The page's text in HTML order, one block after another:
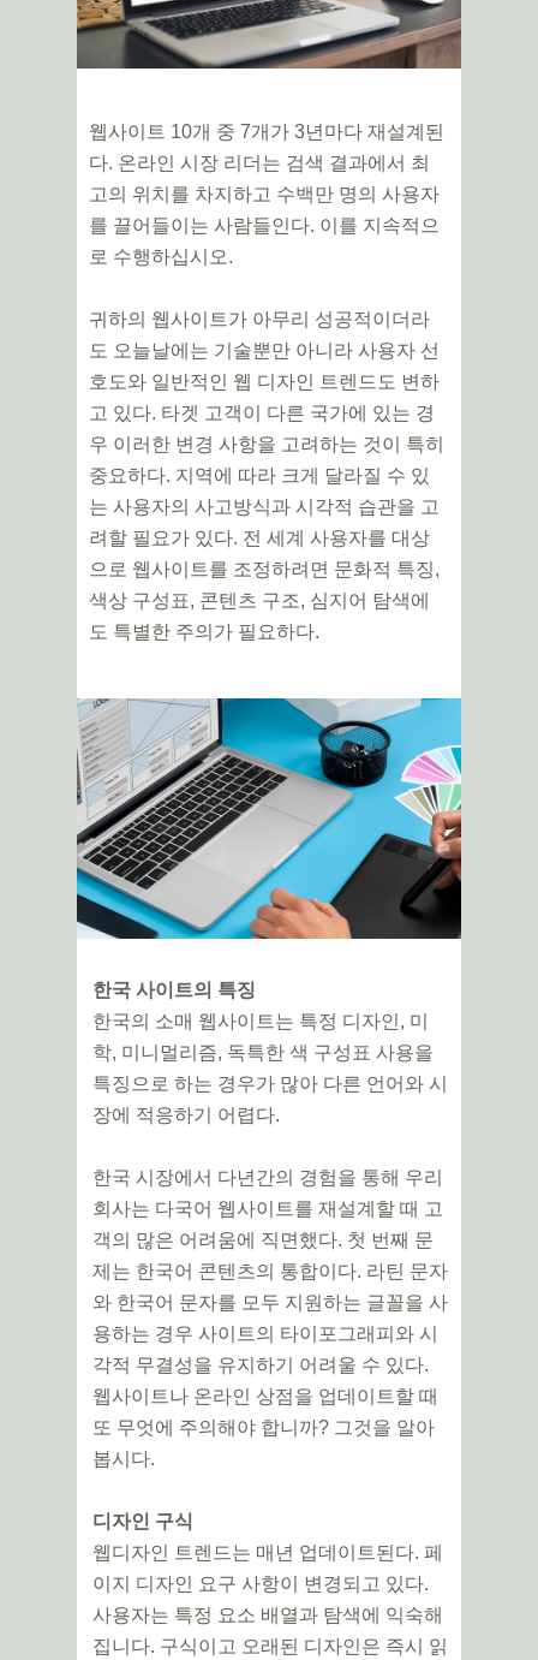
웹사이트 10개 중 7개가 3년마다 재설계된
다. 온라인 시장 리더는 검색 결과에서 최
고의 위치를 ​​차지하고 수백만 명의 사용자
를 끌어들이는 사람들인다. 이를 지속적으
로 수행하십시오.
귀하의 웹사이트가 아무리 성공적이더라
도 오늘날에는 기술뿐만 아니라 사용자 선
호도와 일반적인 웹 디자인 트렌드도 변하
고 있다. 타겟 고객이 다른 국가에 있는 경
우 이러한 변경 사항을 고려하는 것이 특히
중요하다. 지역에 따라 크게 달라질 수 있
는 사용자의 사고방식과 시각적 습관을 고
려할 필요가 있다. 전 세계 사용자를 대상
으로 웹사이트를 조정하려면 문화적 특징,
색상 구성표, 콘텐츠 구조, 심지어 탐색에
도 특별한 주의가 필요하다.
한국 사이트의 특징
한국의 소매 웹사이트는 특정 디자인, 미
학, 미니멀리즘, 독특한 색 구성표 사용을
특징으로 하는 경우가 많아 다른 언어와 시
장에 적응하기 어렵다.
한국 시장에서 다년간의 경험을 통해 우리
회사는 다국어 웹사이트를 재설계할 때 고
객의 많은 어려움에 직면했다. 첫 번째 문
제는 한국어 콘텐츠의 통합이다. 라틴 문자
와 한국어 문자를 모두 지원하는 글꼴을 사
용하는 경우 사이트의 타이포그래피와 시
각적 무결성을 유지하기 어려울 수 있다.
웹사이트나 온라인 상점을 업데이트할 때
또 무엇에 주의해야 합니까? 그것을 알아
봅시다.
디자인 구식
웹디자인 트렌드는 매년 업데이트된다. 페
이지 디자인 요구 사항이 변경되고 있다.
사용자는 특정 요소 배열과 탐색에 익숙해
집니다. 구식이고 오래된 디자인은 즉시 읽